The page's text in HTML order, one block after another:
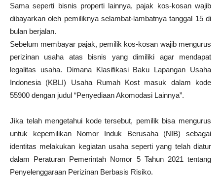
Sama seperti bisnis properti lainnya, pajak kos-kosan wajib
dibayarkan oleh pemiliknya selambat-lambatnya tanggal 15 di
bulan berjalan.
Sebelum membayar pajak, pemilik kos-kosan wajib mengurus
perizinan usaha atas bisnis yang dimiliki agar mendapat
legalitas usaha. Dimana Klasifikasi Baku Lapangan Usaha
Indonesia (KBLI) Usaha Rumah Kost masuk dalam kode
55900 dengan judul “Penyediaan Akomodasi Lainnya”.
Jika telah mengetahui kode tersebut, pemilik bisa mengurus
untuk kepemilikan Nomor Induk Berusaha (NIB) sebagai
identitas melakukan kegiatan usaha seperti yang telah diatur
dalam Peraturan Pemerintah Nomor 5 Tahun 2021 tentang
Penyelenggaraan Perizinan Berbasis Risiko.